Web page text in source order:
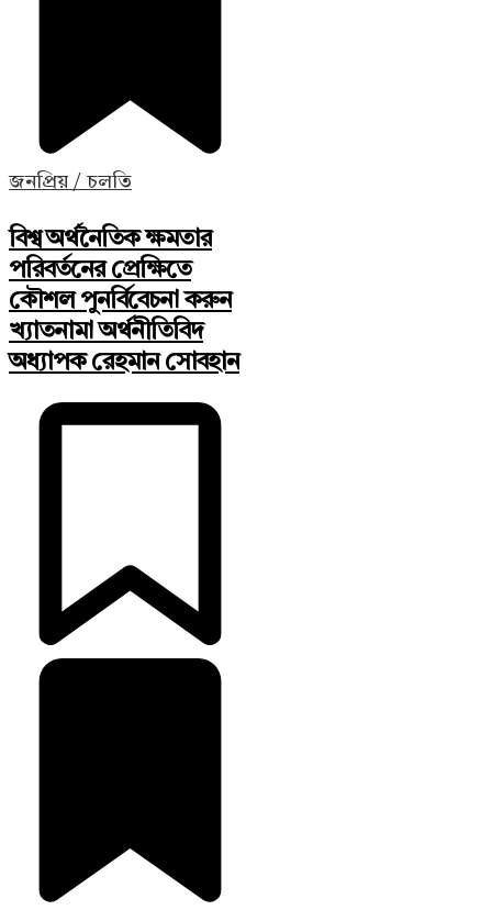
জনপ্রিয় / চলতি
বিশ্ব অর্থনৈতিক ক্ষমতার
পরিবর্তনের প্রেক্ষিতে
কৌশল পুনর্বিবেচনা করুন
খ্যাতনামা অর্থনীতিবিদ
অধ্যাপক রেহমান সোবহান